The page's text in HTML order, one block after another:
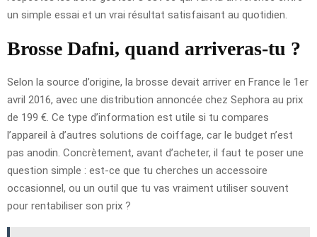
un simple essai et un vrai résultat satisfaisant au quotidien.
Brosse Dafni, quand arriveras-tu ?
Selon la source d’origine, la brosse devait arriver en France le 1er
avril 2016, avec une distribution annoncée chez Sephora au prix
de 199 €. Ce type d’information est utile si tu compares
l’appareil à d’autres solutions de coiffage, car le budget n’est
pas anodin. Concrètement, avant d’acheter, il faut te poser une
question simple : est-ce que tu cherches un accessoire
occasionnel, ou un outil que tu vas vraiment utiliser souvent
pour rentabiliser son prix ?